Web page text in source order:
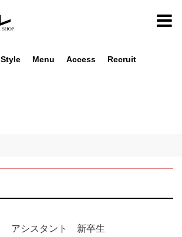
Style Menu Access
Recruit
アシスタント 新卒生